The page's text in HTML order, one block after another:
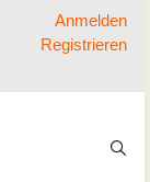
Anmelden
Registrieren